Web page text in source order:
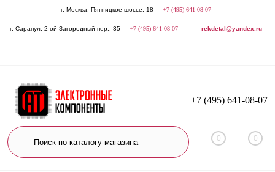
г. Москва, Пятницкое шоссе, 18 +7 (495) 641-08-07
г. Сарапул, 2-ой Загородный пер., 35 +7 (495) 641-08-07 rekdetal@yandex.ru
+7 (495) 641-08-07
0 0